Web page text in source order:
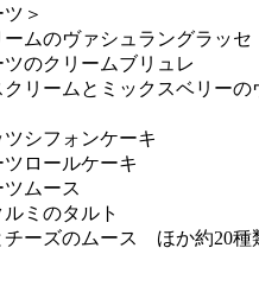
＞
ームのヴァシュラングラッセ
ツのクリームブリュレ
クリームとミックスベリーの
ツシフォンケーキ
ツロールケーキ
ツムース
ミのタルト
チーズのムース ほか約20種